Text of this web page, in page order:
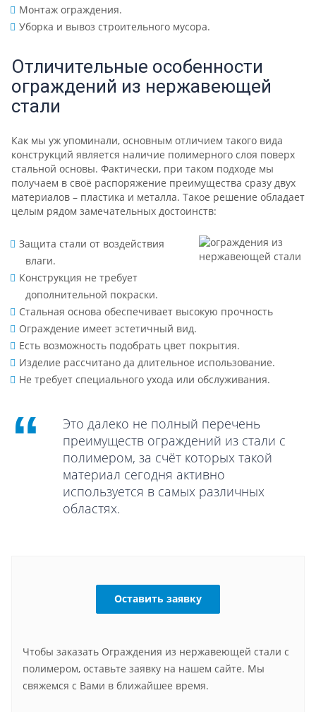
Монтаж ограждения.
Уборка и вывоз строительного мусора.
Отличительные особенности
ограждений из нержавеющей
стали
Как мы уж упоминали, основным отличием такого вида
конструкций является наличие полимерного слоя поверх
стальной основы. Фактически, при таком подходе мы
получаем в своё распоряжение преимущества сразу двух
материалов – пластика и металла. Такое решение обладает
целым рядом замечательных достоинств:
Защита стали от воздействия
влаги.
Конструкция не требует
дополнительной покраски.
Стальная основа обеспечивает высокую прочность
Ограждение имеет эстетичный вид.
Есть возможность подобрать цвет покрытия.
Изделие рассчитано да длительное использование.
Не требует специального ухода или обслуживания.
Это далеко не полный перечень
преимуществ ограждений из стали с
полимером, за счёт которых такой
материал сегодня активно
используется в самых различных
областях.
Оставить заявку
Чтобы заказать Ограждения из нержавеющей стали с
полимером, оставьте заявку на нашем сайте. Мы
свяжемся с Вами в ближайшее время.